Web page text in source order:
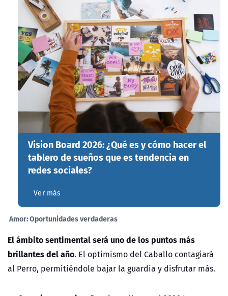
Vision Board 2026: ¿Qué es y cómo hacer el
tablero de sueños que es tendencia en
redes sociales?
Ver más
Amor: Oportunidades verdaderas
El ámbito sentimental será uno de los puntos más
brillantes del año. El optimismo del Caballo contagiará
al Perro, permitiéndole bajar la guardia y disfrutar más.